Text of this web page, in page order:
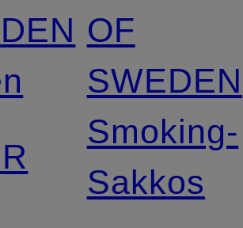
OF
SWEDEN
Smoking-
Sakkos